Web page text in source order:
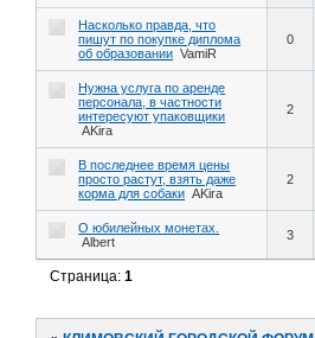
Насколько правда, что
пишут по покупке диплома
об образовании VamiR
0
Нужна услуга по аренде
персонала, в частности
интересуют упаковщики
AKira
2
В последнее время цены
просто растут, взять даже
корма для собаки AKira
2
О юбилейных монетах.
Albert
3
Страница:1